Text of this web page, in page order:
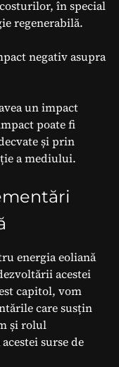
în special
regenerabilă.
negativ asupra
un impact
poate fi
și prin
a mediului.
energia eoliană
acestei
capitol, vom
care susțin
și rolul
surse de